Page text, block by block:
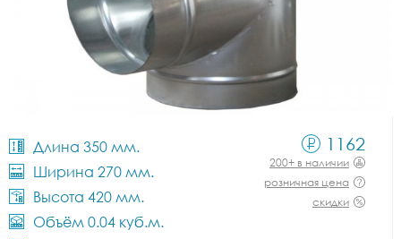
Длина 350 мм.
Ширина 270 мм.
Высота 420 мм.
Объём 0.04 куб.м.
1162
200+ в наличии
розничная цена
скидки